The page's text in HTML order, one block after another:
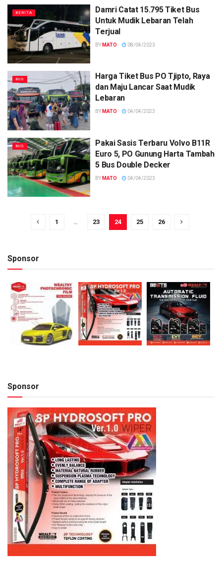
BERITA
Damri Catat 15.795 Tiket Bus
Untuk Mudik Lebaran Telah
Terjual
BY MATO 08/04/2023
BUS
Harga Tiket Bus PO Tjipto, Raya
dan Maju Lancar Saat Mudik
Lebaran
BY MATO 04/04/2023
BUS
Pakai Sasis Terbaru Volvo B11R
Euro 5, PO Gunung Harta Tambah
5 Bus Double Decker
BY MATO 04/04/2023
1 … 23 24 25 26
Sponsor
Sponsor